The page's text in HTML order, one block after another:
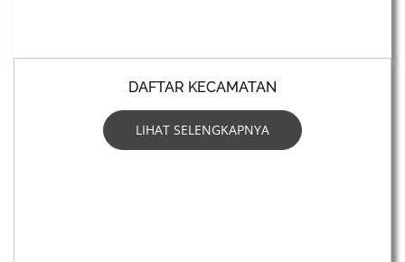
DAFTAR KECAMATAN
LIHAT SELENGKAPNYA